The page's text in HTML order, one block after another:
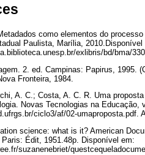
como elementos do
Paulista, Marília, 2010.Disponível
exlibris/bd/bma/
2. ed. Campinas: Papirus, 1995.
Fronteira, 1984.
A. C.; Costa, A. C. R. Uma
Novas Tecnologias na Educação,
ciclo3/af/02-umaproposta.pdf.
science: what is it? American
Édit, 1951.48p. Disponível em:
suzanenebriet/